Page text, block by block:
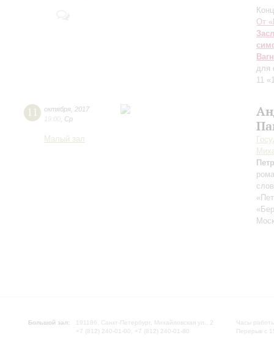
От
для
11
11 октября 2017
19:00 Ср
Малый зал
Большой зал:
191186, Санкт-Петербург, Михайловская ул., 2
+7 (812) 240-01-00, +7 (812) 240-01-80
Часы
Перерыв с